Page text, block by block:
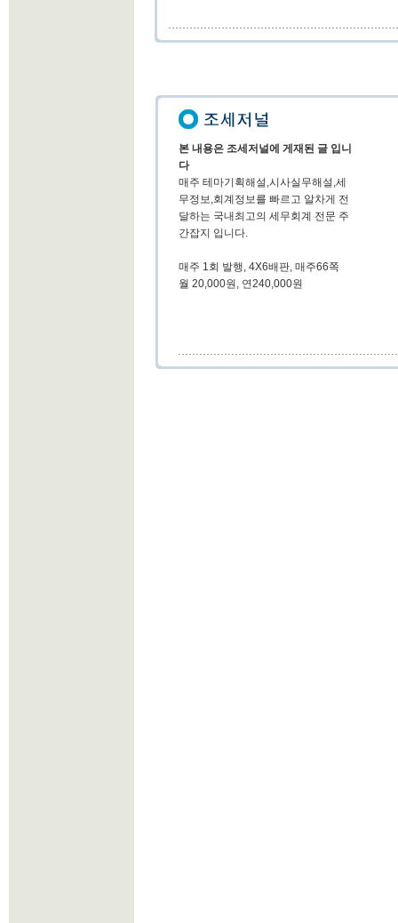
본 내용은 조세저널에 게재된 글 입니
다
매주 테마기획해설,시사실무해설,세
무정보,회계정보를 빠르고 알차게 전
달하는 국내최고의 세무회계 전문 주
간잡지 입니다.
매주 1회 발행, 4X6배판, 매주66쪽
월 20,000원, 연240,000원